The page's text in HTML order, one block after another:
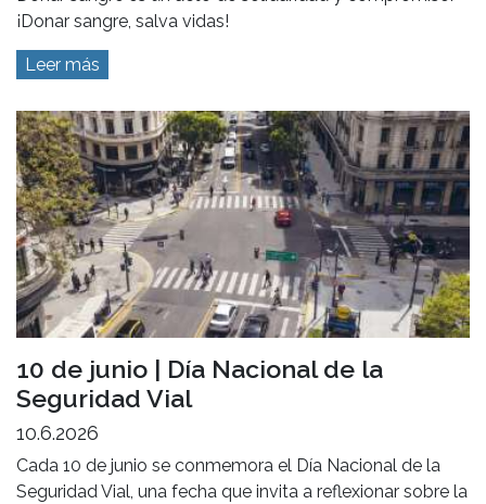
¡Donar sangre, salva vidas!
Leer más
10 de junio | Día Nacional de la
Seguridad Vial
10.6.2026
Cada 10 de junio se conmemora el Día Nacional de la
Seguridad Vial, una fecha que invita a reflexionar sobre la